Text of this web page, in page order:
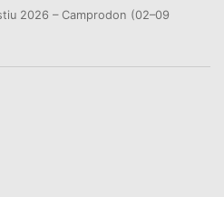
2026 – Camprodon (02–09